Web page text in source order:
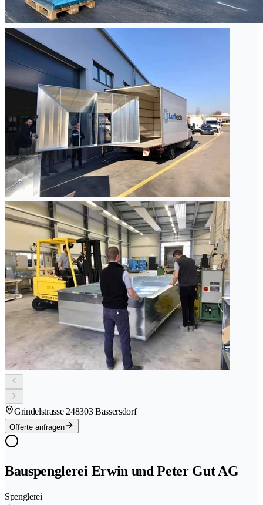
Grindelstrasse 248303 Bassersdorf
Offerte anfragen
Bauspenglerei Erwin und Peter Gut AG
Spenglerei